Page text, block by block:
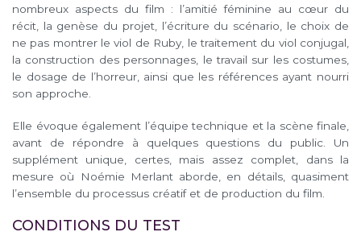
nombreux aspects du film : l’amitié féminine au cœur du
récit, la genèse du projet, l’écriture du scénario, le choix de
ne pas montrer le viol de Ruby, le traitement du viol conjugal,
la construction des personnages, le travail sur les costumes,
le dosage de l’horreur, ainsi que les références ayant nourri
son approche.
Elle évoque également l’équipe technique et la scène finale,
avant de répondre à quelques questions du public. Un
supplément unique, certes, mais assez complet, dans la
mesure où Noémie Merlant aborde, en détails, quasiment
l’ensemble du processus créatif et de production du film.
CONDITIONS DU TEST